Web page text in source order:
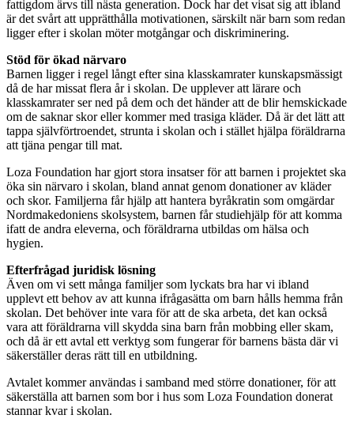
fattigdom ärvs till nästa generation. Dock har det visat sig att ibland
är det svårt att upprätthålla motivationen, särskilt när barn som redan
ligger efter i skolan möter motgångar och diskriminering.
Stöd för ökad närvaro
Barnen ligger i regel långt efter sina klasskamrater kunskapsmässigt
då de har missat flera år i skolan. De upplever att lärare och
klasskamrater ser ned på dem och det händer att de blir hemskickade
om de saknar skor eller kommer med trasiga kläder. Då är det lätt att
tappa självförtroendet, strunta i skolan och i stället hjälpa föräldrarna
att tjäna pengar till mat.
Loza Foundation har gjort stora insatser för att barnen i projektet ska
öka sin närvaro i skolan, bland annat genom donationer av kläder
och skor. Familjerna får hjälp att hantera byråkratin som omgärdar
Nordmakedoniens skolsystem, barnen får studiehjälp för att komma
ifatt de andra eleverna, och föräldrarna utbildas om hälsa och
hygien.
Efterfrågad juridisk lösning
Även om vi sett många familjer som lyckats bra har vi ibland
upplevt ett behov av att kunna ifrågasätta om barn hålls hemma från
skolan. Det behöver inte vara för att de ska arbeta, det kan också
vara att föräldrarna vill skydda sina barn från mobbing eller skam,
och då är ett avtal ett verktyg som fungerar för barnens bästa där vi
säkerställer deras rätt till en utbildning.
Avtalet kommer användas i samband med större donationer, för att
säkerställa att barnen som bor i hus som Loza Foundation donerat
stannar kvar i skolan.